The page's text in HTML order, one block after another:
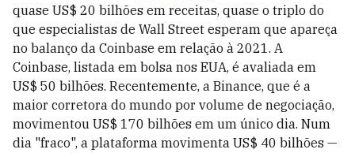
quase US$ 20 bilhões em receitas, quase o triplo do
que especialistas de Wall Street esperam que apareça
no balanço da Coinbase em relação à 2021. A
Coinbase, listada em bolsa nos EUA, é avaliada em
US$ 50 bilhões. Recentemente, a Binance, que é a
maior corretora do mundo por volume de negociação,
movimentou US$ 170 bilhões em um único dia. Num
dia "fraco", a plataforma movimenta US$ 40 bilhões —